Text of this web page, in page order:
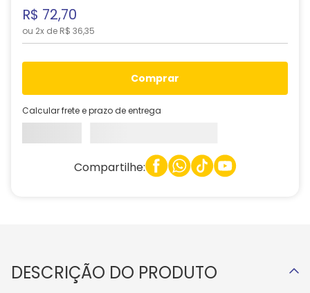
R$ 72,70
ou 2x de R$ 36,35
comprar
Calcular frete e prazo de entrega
Compartilhe:
DESCRIÇÃO DO PRODUTO